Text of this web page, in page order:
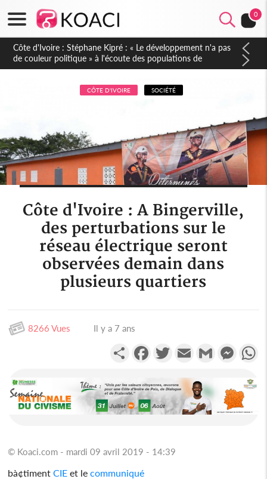
0
Mali : Les FAMa accueillent 254 anciens combattants issus de
groupes armés
CÔTE D'IVOIRE SOCIÉTÉ
Côte d'Ivoire : A Bingerville,
des perturbations sur le
réseau électrique seront
observées demain dans
plusieurs quartiers
8266 Vues Il y a 7 ans
PartagerFacebookTwitterEmail Gmail
© Koaci.com - mardi 09 avril 2019 - 14:39
bà¢timentCIE et lecommuniqué